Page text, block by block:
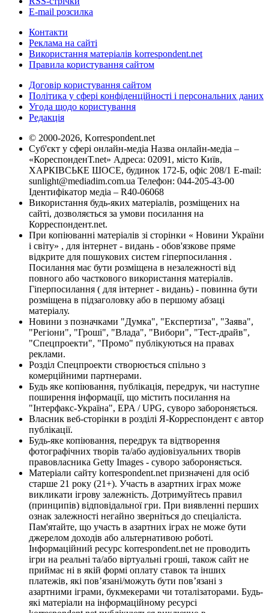
E-mail розсилка
Контакти
Реклама на сайті
Використання матеріалів korrespondent.net
Правила користування сайтом
Договір користування сайтом
Політика у сфері конфіденційності і персональних даних
Угода щодо користування
Редакція
© 2000-2026, Korrespondent.net
Суб'єкт у сфері онлайн-медіа Назва онлайн-медіа –
«КореспонденТ.net» Адреса: 02091, місто Київ,
ХАРКІВСЬКЕ ШОСЕ, будинок 172-Б, офіс 208/1 E-mail:
sunlight@mediadim.com.ua Телефон: 044-205-43-00
Ідентифікатор медіа – R40-06068
Використання будь-яких матеріалів, розміщених на
сайті, дозволяється за умови посилання на
Корреспондент.net.
При копіюванні матеріалів зі сторінки « Новини України
і світу» , для інтернет - видань - обов'язкове пряме
відкрите для пошукових систем гіперпосилання .
Посилання має бути розміщена в незалежності від
повного або часткового використання матеріалів.
Гіперпосилання ( для інтернет - видань) - повинна бути
розміщена в підзаголовку або в першому абзаці
матеріалу.
Новини з позначками "Думка", "Експертиза", "Заява",
"Регіони", "Гроші", "Влада", "Вибори", "Тест-драйв",
"Спецпроекти", "Промо" публікуються на правах
реклами.
Розділ Спецпроекти створюється спільно з
комерційними партнерами.
Будь яке копіювання, публікація, передрук, чи наступне
поширення інформації, що містить посилання на
"Інтерфакс-Україна", EPA / UPG, суворо забороняється.
Власник веб-сторінки в розділі Я-Корреспондент є автор
публікації.
Будь-яке копіювання, передрук та відтворення
фотографічних творів та/або аудіовізуальних творів
правовласника Getty Images - суворо забороняється.
Матеріали сайту korrespondent.net призначені для осіб
старше 21 року (21+). Участь в азартних іграх може
викликати ігрову залежність. Дотримуйтесь правил
(принципів) відповідальної гри. При виявленні перших
ознак залежності негайно зверніться до спеціаліста.
Пам'ятайте, що участь в азартних іграх не може бути
джерелом доходів або альтернативою роботі.
Інформаційний ресурс korrespondent.net не проводить
ігри на реальні та/або віртуальні гроші, також сайт не
приймає ні в якій формі оплату ставок та інших
платежів, які пов’язані/можуть бути пов’язані з
азартними іграми, букмекерами чи тоталізаторами. Будь-
які матеріали на інформаційному ресурсі